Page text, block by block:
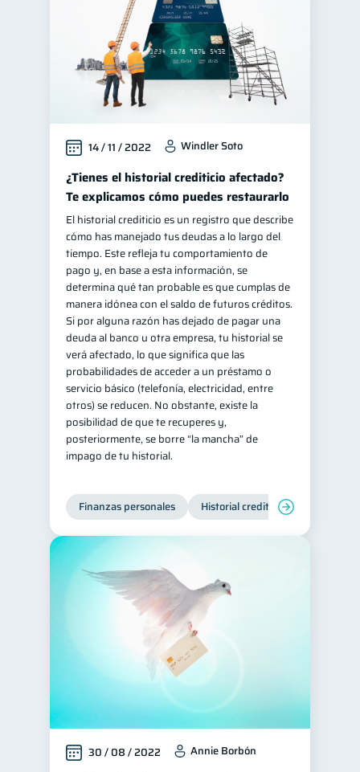
14 / 11 / 2022 Windler Soto
¿Tienes el historial crediticio afectado?
Te explicamos cómo puedes restaurarlo
El historial crediticio es un registro que describe
cómo has manejado tus deudas a lo largo del
tiempo. Este refleja tu comportamiento de
pago y, en base a esta información, se
determina qué tan probable es que cumplas de
manera idónea con el saldo de futuros créditos.
Si por alguna razón has dejado de pagar una
deuda al banco u otra empresa, tu historial se
verá afectado, lo que significa que las
probabilidades de acceder a un préstamo o
servicio básico (telefonía, electricidad, entre
otros) se reducen. No obstante, existe la
posibilidad de que te recuperes y,
posteriormente, se borre “la mancha” de
impago de tu historial.
Finanzas personales Historial crediticio
30 / 08 / 2022 Annie Borbón